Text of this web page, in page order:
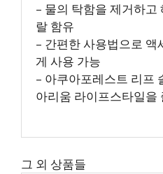
– 물의 탁함을 제거하고
랄 함유
– 간편한 사용법으로
게 사용 가능
– 아쿠아포레스트 리프
아리움 라이프스타일을
그 외 상품들